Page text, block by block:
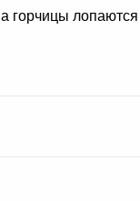
горчицы